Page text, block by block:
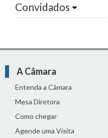
Convidados
A Câmara
Entenda a Câmara
Mesa Diretora
Como chegar
Agende uma Visita